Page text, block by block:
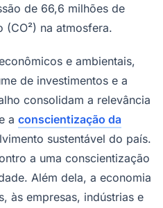
de 66,6 milhões de
na atmosfera.
e ambientais,
de investimentos e a
consolidam a relevância
a conscientização da
sustentável do país.
a uma conscientização
Além dela, a economia
às empresas, indústrias e